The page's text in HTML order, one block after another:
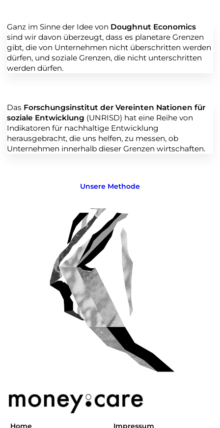
Ganz im Sinne der Idee von Doughnut Economics
sind wir davon überzeugt, dass es planetare Grenzen
gibt, die von Unternehmen nicht überschritten werden
dürfen, und soziale Grenzen, die nicht unterschritten
werden dürfen.
Das Forschungsinstitut der Vereinten Nationen für
soziale Entwicklung (UNRISD) hat eine Reihe von
Indikatoren für nachhaltige Entwicklung
herausgebracht, die uns helfen, zu messen, ob
Unternehmen innerhalb dieser Grenzen wirtschaften.
Unsere Methode
Home
Impressum